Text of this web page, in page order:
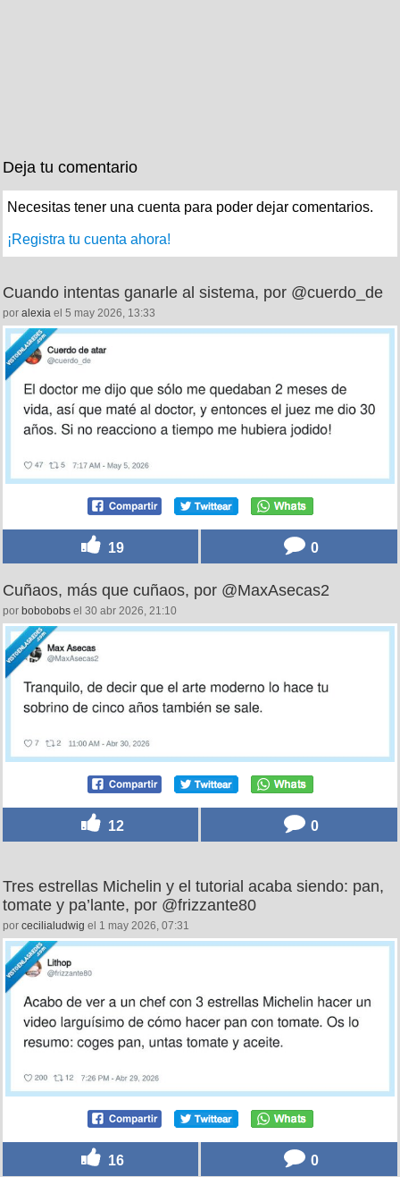
Deja tu comentario
Necesitas tener una cuenta para poder dejar comentarios.
¡Registra tu cuenta ahora!
Cuando intentas ganarle al sistema, por @cuerdo_de
por alexia el 5 may 2026, 13:33
19 0
Cuñaos, más que cuñaos, por @MaxAsecas2
por bobobobs el 30 abr 2026, 21:10
12 0
Tres estrellas Michelin y el tutorial acaba siendo: pan,
tomate y pa’lante, por @frizzante80
por cecilialudwig el 1 may 2026, 07:31
16 0